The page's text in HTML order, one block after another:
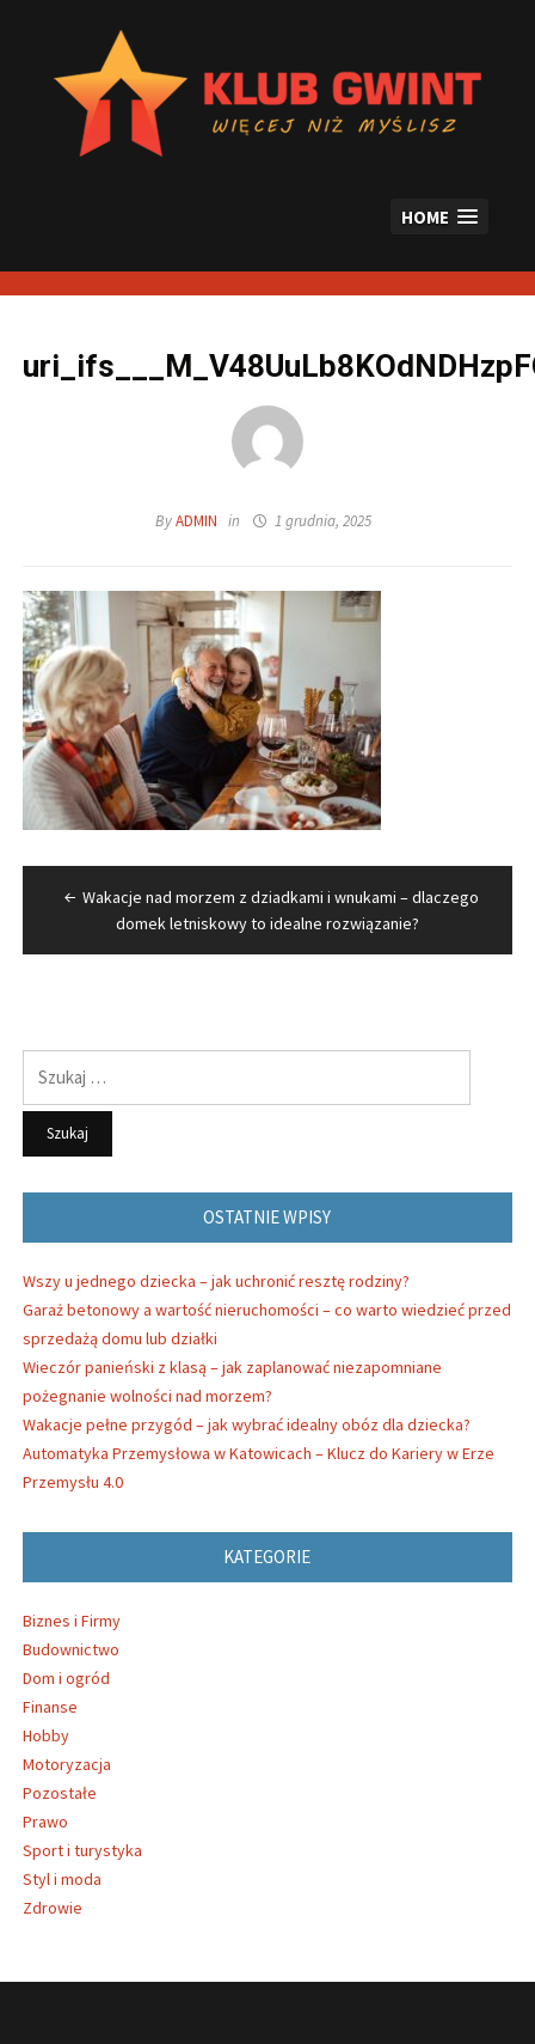
HOME
ByADMIN in 1 grudnia, 2025
Nawigacja
wpisu
Wakacje nad morzem z dziadkami i wnukami – dlaczego
domek letniskowy to idealne rozwiązanie?
OSTATNIE WPISY
Wszy u jednego dziecka – jak uchronić resztę rodziny?
Garaż betonowy a wartość nieruchomości – co warto wiedzieć przed
sprzedażą domu lub działki
Wieczór panieński z klasą – jak zaplanować niezapomniane
pożegnanie wolności nad morzem?
Wakacje pełne przygód – jak wybrać idealny obóz dla dziecka?
Automatyka Przemysłowa w Katowicach – Klucz do Kariery w Erze
Przemysłu 4.0
KATEGORIE
Biznes i Firmy
Budownictwo
Dom i ogród
Finanse
Hobby
Motoryzacja
Pozostałe
Prawo
Sport i turystyka
Styl i moda
Zdrowie